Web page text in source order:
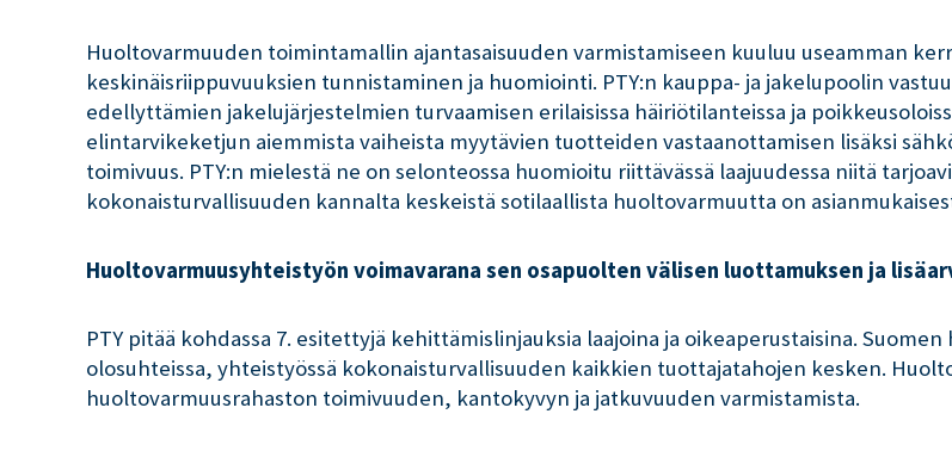
Huoltovarmuuden toimintamallin ajantasaisuuden varmistamiseen kuuluu useamman
keskinäisriippuvuuksien tunnistaminen ja huomiointi. PTY:n kauppa- ja jakelupoolin
edellyttämien jakelujärjestelmien turvaamisen erilaisissa häiriötilanteissa ja
elintarvikeketjun aiemmista vaiheista myytävien tuotteiden vastaanottamisen lisäksi
toimivuus. PTY:n mielestä ne on selonteossa huomioitu riittävässä laajuudessa niitä
kokonaisturvallisuuden kannalta keskeistä sotilaallista huoltovarmuutta on
Huoltovarmuusyhteistyön voimavarana sen osapuolten välisen luottamuksen ja
PTY pitää kohdassa 7. esitettyjä kehittämislinjauksia laajoina ja oikeaperustaisina.
olosuhteissa, yhteistyössä kokonaisturvallisuuden kaikkien tuottajatahojen kesken.
huoltovarmuusrahaston toimivuuden, kantokyvyn ja jatkuvuuden varmistamista.